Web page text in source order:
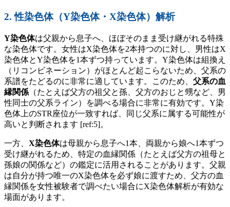
2. 性染色体（Y染色体・X染色体）解析
Y染色体は父親から息子へ、ほぼそのまま受け継がれる特殊
な染色体です。女性はX染色体を2本持つのに対し、男性はX
染色体とY染色体を1本ずつ持っています。Y染色体は組換え
（リコンビネーション）がほとんど起こらないため、父系の
系譜をたどるのに非常に適しています。このため、 父系の血
縁関係 （たとえば父方の祖父と孫、父方のおじと甥など、男
性同士の父系ライン）を調べる場合に非常に有効です。Y染
色体上のSTR座位が一致すれば、同じ父系に属する可能性が
高いと判断されます [ref:5]。
一方、 X染色体は母親から息子へ1本、両親から娘へ1本ずつ
受け継がれるため、特定の血縁関係（たとえば父方の祖母と
孫娘の関係など）の鑑定に活用されることがあります。父親
は自分が持つ唯一のX染色体を必ず娘に渡すため、父方の血
縁関係を女性被験者で調べたい場合にX染色体解析が有効な
場面があります。